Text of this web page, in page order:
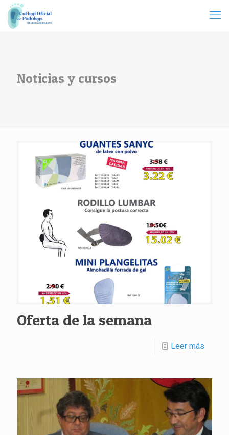
Noticias y cursos
Oferta de la semana
Leer más